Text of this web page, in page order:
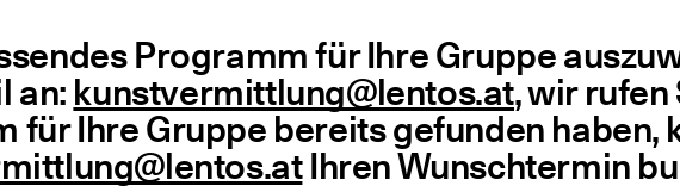
Pro­gramm für Ihre Grup­pe
an:kunstvermittlung@​lentos.​at, wir
für Ihre Grup­pe bereits gefun­den haben,
Ihren Wunsch­ter­min